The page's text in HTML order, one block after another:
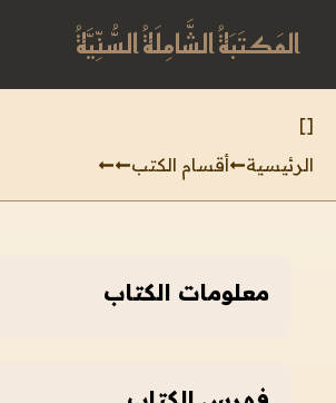
المَكتَبَةُ الشَّامِلَةُ السُّنِّيَّةُ
[
]
الرئيسية
أقسام الكتب
معلومات الكتاب